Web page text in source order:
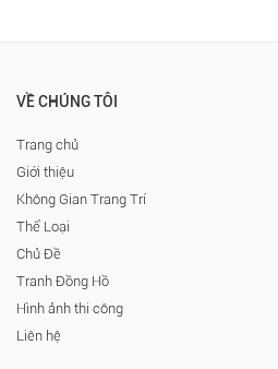
VỀ CHÚNG TÔI
Trang chủ
Giới thiệu
Không Gian Trang Trí
Thể Loại
Chủ Đề
Tranh Đồng Hồ
Hình ảnh thi công
Liên hệ